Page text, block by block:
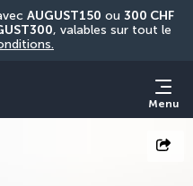
AUGUST150 ou 300 CHF
, valables sur tout le
Menu